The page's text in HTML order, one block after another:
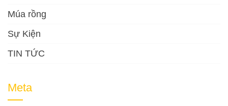
Múa rồng
Sự Kiện
TIN TỨC
Meta